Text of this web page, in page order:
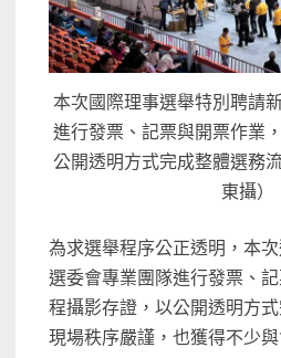
本次國際理事選舉特別聘請
進行發票、記票與開票作業
公開透明方式完成整體選務
東攝）
為求選舉程序公正透明，本
選委會專業團隊進行發票、
程攝影存證，以公開透明方
現場秩序嚴謹，也獲得不少